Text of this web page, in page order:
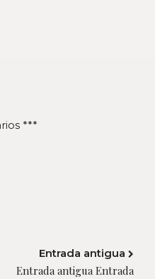
***
Entrada antigua
Entrada antigua Entrada